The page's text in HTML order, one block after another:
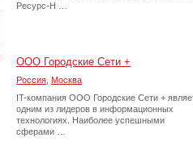
Ресурс-Н …
ООО Городские Сети +
Россия Москва
IT-компания ООО Городские Сети +
одним из лидеров в информационных
технологиях. Наиболее успешными
сферами …